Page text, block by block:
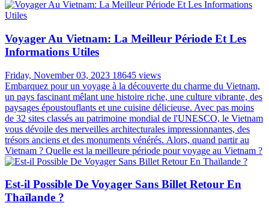
Voyager Au Vietnam: La Meilleur Période Et Les
Informations Utiles
Friday, November 03, 2023 18645 views
Embarquez pour un voyage à la découverte du charme du Vietnam,
un pays fascinant mêlant une histoire riche, une culture vibrante, des
paysages époustouflants et une cuisine délicieuse. Avec pas moins
de 32 sites classés au patrimoine mondial de l'UNESCO, le Vietnam
vous dévoile des merveilles architecturales impressionnantes, des
trésors anciens et des monuments vénérés. Alors, quand partir au
Vietnam ? Quelle est la meilleure période pour voyage au Vietnam ?
Est-il Possible De Voyager Sans Billet Retour En
Thaïlande ?